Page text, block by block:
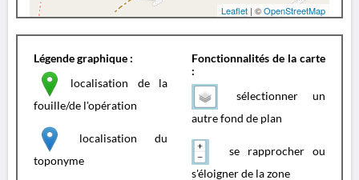
Leaflet | ©OpenStreetMap
Légende graphique :
localisation de la
fouille/de l'opération
localisation du
toponyme
Fonctionnalités de la carte
:
sélectionner un
autre fond de plan
se rapprocher ou
s'éloigner de la zone